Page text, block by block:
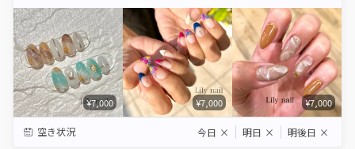
¥7,000 ¥7,000 ¥7,000
空き状況 今日 × 明日 × 明後日 ×